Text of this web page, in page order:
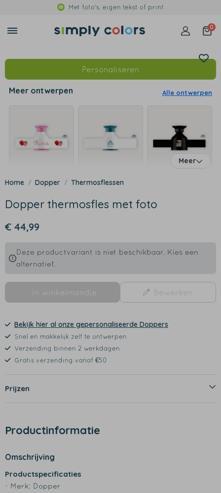
Met foto's, eigen tekst of print
0
Personaliseren
Meer ontwerpen Alle ontwerpen
Meer
Dopper Thermosflessen
Dopper thermosfles met foto
€ 44,99
Deze productvariant is niet beschikbaar. Kies een
alternatief.
In winkelmandje Bewerken
Bekijk hier al onze gepersonaliseerde Doppers
Snel en makkelijk zelf te ontwerpen
Verzending binnen 2 werkdagen
Gratis verzending vanaf €50
Prijzen
Productinformatie
Omschrijving
Productspecificaties
- Merk: Dopper